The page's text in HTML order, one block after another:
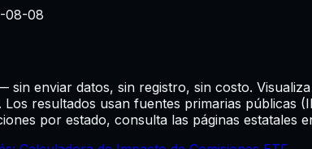
08-08
sin enviar datos, sin registro, sin costo.
Los resultados usan fuentes primarias públicas
por estado, consulta las páginas estatales